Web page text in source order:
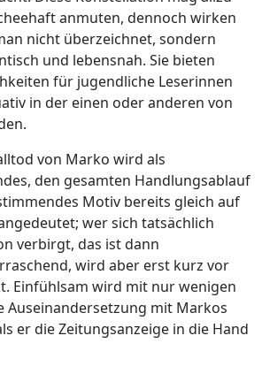
anmuten, dennoch wirken
nicht überzeichnet, sondern
und lebensnah. Sie bieten
für jugendliche Leserinnen
in der einen oder anderen von
von Marko wird als
den gesamten Handlungsablauf
Motiv bereits gleich auf
wer sich tatsächlich
verbirgt, das ist dann
wird aber erst kurz vor
Einfühlsam wird mit nur wenigen
Auseinandersetzung mit Markos
er die Zeitungsanzeige in die Hand